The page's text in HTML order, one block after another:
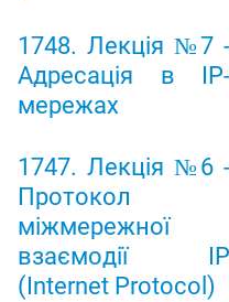
1748. Лекція №7 -
Адресація в IP-
мережах
1747. Лекція №6 -
Протокол
міжмережної
взаємодії IP
(Internet Protocol)